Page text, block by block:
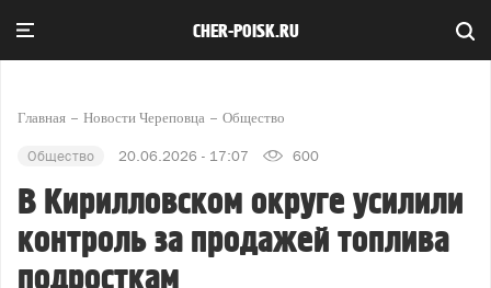
CHER-POISK.RU
Главная Новости Череповца Общество
Общество 20.06.2026 - 17:07 600
В Кирилловском округе усилили
контроль за продажей топлива
подросткам